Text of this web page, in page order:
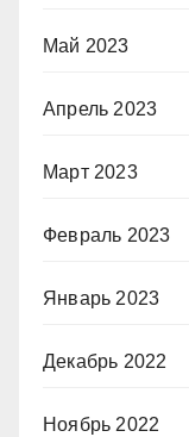
Май 2023
Апрель 2023
Март 2023
Февраль 2023
Январь 2023
Декабрь 2022
Ноябрь 2022